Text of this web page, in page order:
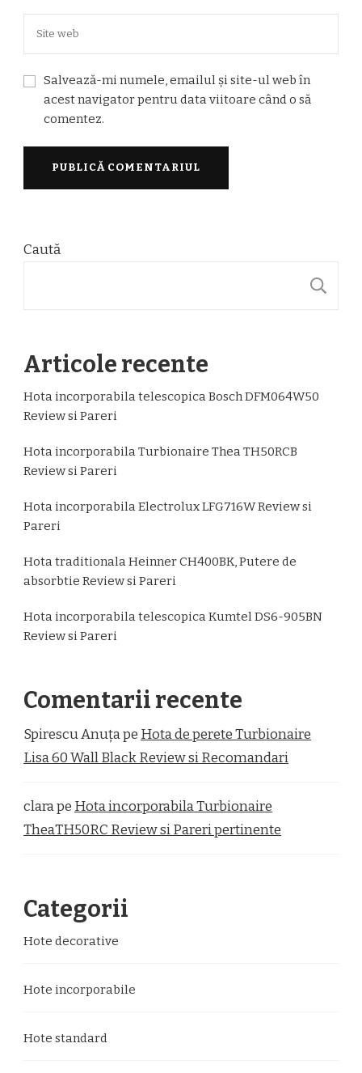
Salvează-mi numele, emailul și site-ul web în
acest navigator pentru data viitoare când o să
comentez.
Caută
Articole recente
Hota incorporabila telescopica Bosch DFM064W50
Review si Pareri
Hota incorporabila Turbionaire Thea TH50RCB
Review si Pareri
Hota incorporabila Electrolux LFG716W Review si
Pareri
Hota traditionala Heinner CH400BK, Putere de
absorbtie Review si Pareri
Hota incorporabila telescopica Kumtel DS6-905BN
Review si Pareri
Comentarii recente
Spirescu Anuțape Hota de perete Turbionaire
Lisa 60 Wall Black Review si Recomandari
clarape Hota incorporabila Turbionaire
TheaTH50RC Review si Pareri pertinente
Categorii
Hote decorative
Hote incorporabile
Hote standard